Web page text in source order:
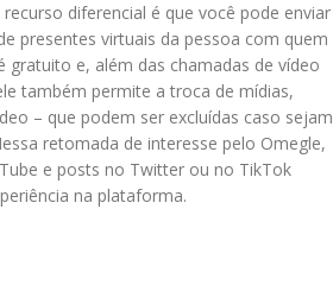
diferencial é que você pode enviar
presentes virtuais da pessoa com quem
gratuito e, além das chamadas de vídeo
também permite a troca de mídias,
– que podem ser excluídas caso sejam
retomada de interesse pelo Omegle,
e posts no Twitter ou no TikTok
na plataforma.